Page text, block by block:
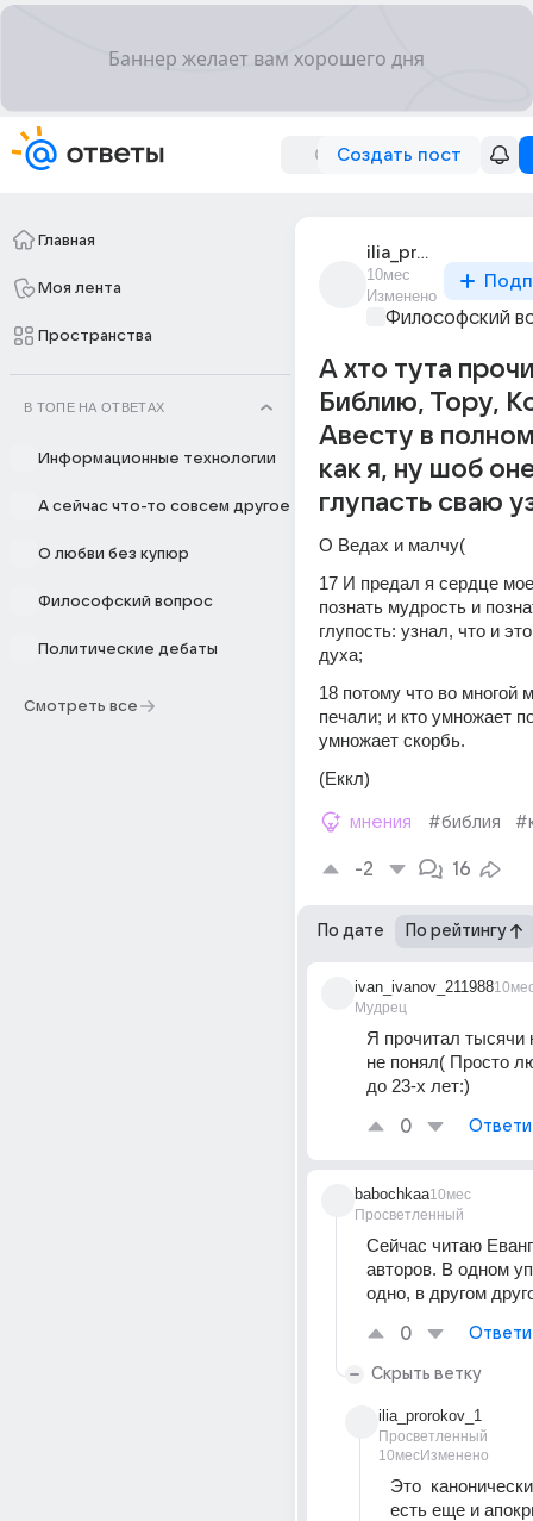
Создать пост
Главная
Моя лента
Пространства
В ТОПЕ НА ОТВЕТАХ
Информационные технологии
А сейчас что-то совсем другое
О любви без купюр
Философский вопрос
Политические дебаты
Смотреть все
ilia_prorokov_1
10мес
Изменено
Философский
А хто тута
Библию, Тору,
Авесту в
как я, ну шоб
глупасть сваю
О Ведах и малчу(
17 И предал я сердце
познать мудрость и
глупость: узнал, что и
духа;
18 потому что во многой
печали; и кто умножает
умножает скорбь.
(Еккл)
мнения #библия
-2 16
По дате По рейтингу
ivan_ivanov_211988
Мудрец
Я прочитал тысячи
не понял( Просто
до 23-х лет:)
0
babochkaa
Просветленный
10мес
Сейчас читаю
авторов. В одном
одно, в другом
0
Скрыть ветку
ilia_prorokov_1
Просветленный
10месИзменено
Это
есть еще и